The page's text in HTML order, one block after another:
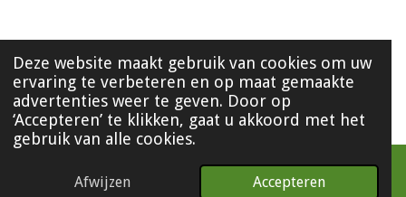
Deze website maakt gebruik van cookies om uw
ervaring te verbeteren en op maat gemaakte
advertenties weer te geven. Door op
‘Accepteren’ te klikken, gaat u akkoord met het
gebruik van alle cookies.
Afwijzen Accepteren